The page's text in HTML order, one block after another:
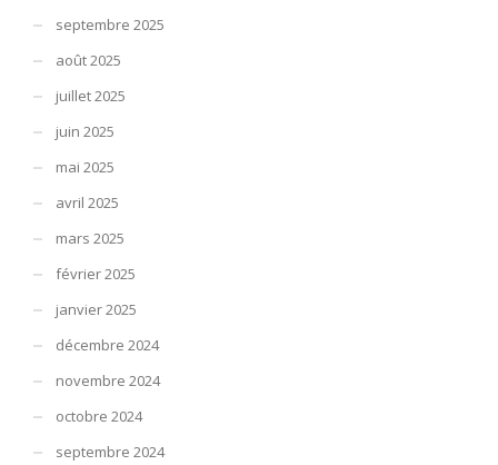
septembre 2025
août 2025
juillet 2025
juin 2025
mai 2025
avril 2025
mars 2025
février 2025
janvier 2025
décembre 2024
novembre 2024
octobre 2024
septembre 2024